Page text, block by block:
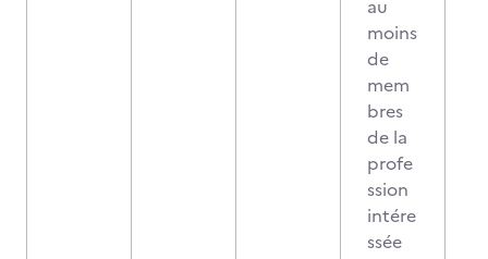
au
moins
de
mem
bres
de la
profe
ssion
intére
ssée